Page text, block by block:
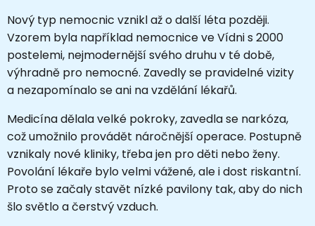
Nový typ nemocnic vznikl až o další léta později.
Vzorem byla například nemocnice ve Vídni s 2000
postelemi, nejmodernější svého druhu v té době,
výhradně pro nemocné. Zavedly se pravidelné vizity
a nezapomínalo se ani na vzdělání lékařů.
Medicína dělala velké pokroky, zavedla se narkóza,
což umožnilo provádět náročnější operace. Postupně
vznikaly nové kliniky, třeba jen pro děti nebo ženy.
Povolání lékaře bylo velmi vážené, ale i dost riskantní.
Proto se začaly stavět nízké pavilony tak, aby do nich
šlo světlo a čerstvý vzduch.